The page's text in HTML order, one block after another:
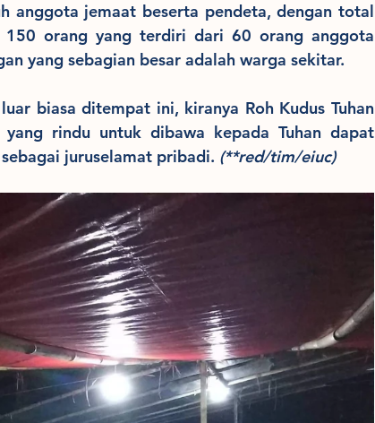
anggota jemaat beserta pendeta, dengan total
150 orang yang terdiri dari 60 orang anggota
yang sebagian besar adalah warga sekitar.
biasa ditempat ini, kiranya Roh Kudus Tuhan
rindu untuk dibawa kepada Tuhan dapat
juruselamat pribadi. (**red/tim/eiuc)